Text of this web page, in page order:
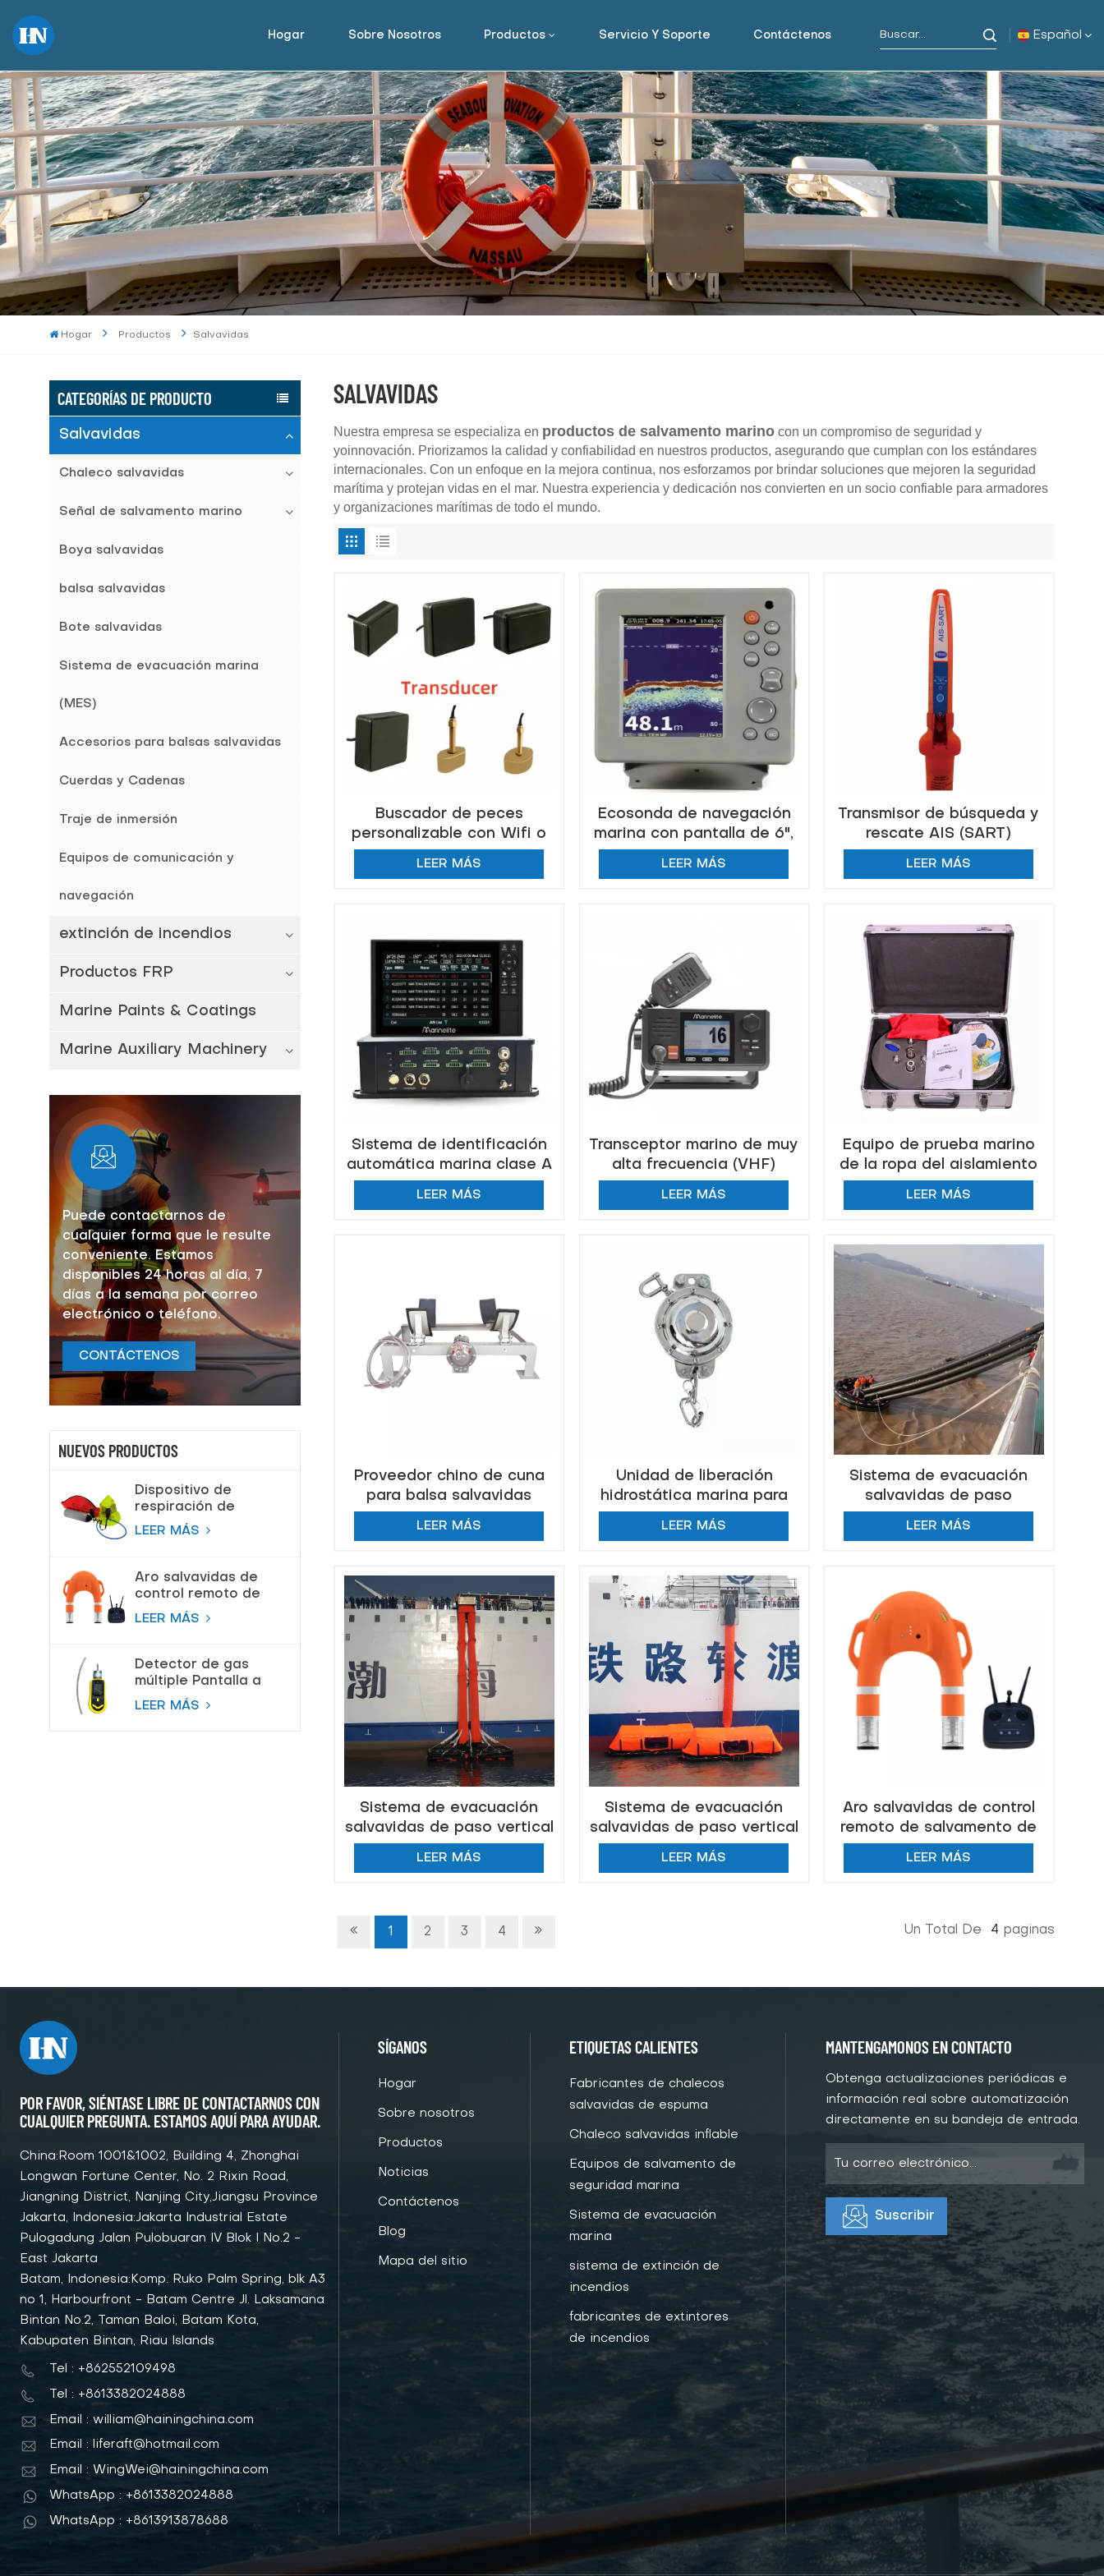
Hogar Sobre Nosotros Productos Servicio Y Soporte Contáctenos Español
English
русский
español
Indonesia
العربية
Hogar Productos Salvavidas
CATEGORÍAS DE PRODUCTO
Salvavidas
Chaleco salvavidas
Señal de salvamento marino
Boya salvavidas
balsa salvavidas
Bote salvavidas
Sistema de evacuación marina
(MES)
Accesorios para balsas salvavidas
Cuerdas y Cadenas
Traje de inmersión
Equipos de comunicación y
navegación
extinción de incendios
Productos FRP
Marine Paints & Coatings
Marine Auxiliary Machinery
Puede contactarnos de
cualquier forma que le resulte
conveniente. Estamos
disponibles 24 horas al día, 7
días a la semana por correo
electrónico o teléfono.
CONTÁCTENOS
NUEVOS PRODUCTOS
Dispositivo de
respiración de
escape de
Aparato de
respiración de aire
LEER MÁS
Aro salvavidas de
control remoto de
salvamento de
LEER MÁS
Detector de gas
múltiple Pantalla a
color Bomba
succión
LEER MÁS
SALVAVIDAS
Nuestra empresa se especializa en productos de salvamento marinocon un compromiso de seguridad y
yoinnovación. Priorizamos la calidad y confiabilidad en nuestros productos, asegurando que cumplan con los estándares
internacionales. Con un enfoque en la mejora continua, nos esforzamos por brindar soluciones que mejoren la seguridad
marítima y protejan vidas en el mar. Nuestra experiencia y dedicación nos convierten en un socio confiable para armadores
y organizaciones marítimas de todo el mundo.
Buscador de peces
personalizable con Wifi o
Bluetooth
LEER MÁS
Ecosonda de navegación
marina con pantalla de 6",
8", 10", 12"
LEER MÁS
Transmisor de búsqueda y
rescate AIS (SART)
LEER MÁS
Sistema de identificación
automática marina clase A
(AIS)
LEER MÁS
Transceptor marino de muy
alta frecuencia (VHF)
LEER MÁS
Equipo de prueba marino
de la ropa del aislamiento
del rescate del agua de la
LEER MÁS
Proveedor chino de cuna
para balsa salvavidas
marina de alta calidad
LEER MÁS
Unidad de liberación
hidrostática marina para
balsa salvavidas de bote
LEER MÁS
Sistema de evacuación
salvavidas de paso
inclinado de canal único
LEER MÁS
Sistema de evacuación
salvavidas de paso vertical
de doble canal marino
LEER MÁS
Sistema de evacuación
salvavidas de paso vertical
de canal único marino
LEER MÁS
Aro salvavidas de control
remoto de salvamento de
proveedor de China
LEER MÁS
1 2 3 4 Un Total De 4 Paginas
POR FAVOR, SIÉNTASE LIBRE DE CONTACTARNOS CON
CUALQUIER PREGUNTA. ESTAMOS AQUÍ PARA AYUDAR.
China:Room 1001&1002, Building 4, Zhonghai
Longwan Fortune Center, No. 2 Rixin Road,
Jiangning District, Nanjing City,Jiangsu Province
Jakarta, Indonesia:Jakarta Industrial Estate
Pulogadung Jalan Pulobuaran IV Blok I No.2 -
East Jakarta
Batam, Indonesia:Komp. Ruko Palm Spring, blk A3
no 1, Harbourfront - Batam Centre Jl. Laksamana
Bintan No.2, Taman Baloi, Batam Kota,
Kabupaten Bintan, Riau Islands
Tel : +862552109498
Tel : +8613382024888
Email : william@hainingchina.com
Email : liferaft@hotmail.com
Email : WingWei@hainingchina.com
WhatsApp : +8613382024888
WhatsApp : +8613913878688
SÍGANOS
Hogar
Sobre nosotros
Productos
Noticias
Contáctenos
Blog
Mapa del sitio
ETIQUETAS CALIENTES
Fabricantes de chalecos
salvavidas de espuma
Chaleco salvavidas inflable
Equipos de salvamento de
seguridad marina
Sistema de evacuación
marina
sistema de extinción de
incendios
fabricantes de extintores
de incendios
MANTENGAMONOS EN CONTACTO
Obtenga actualizaciones periódicas e
información real sobre automatización
directamente en su bandeja de entrada.